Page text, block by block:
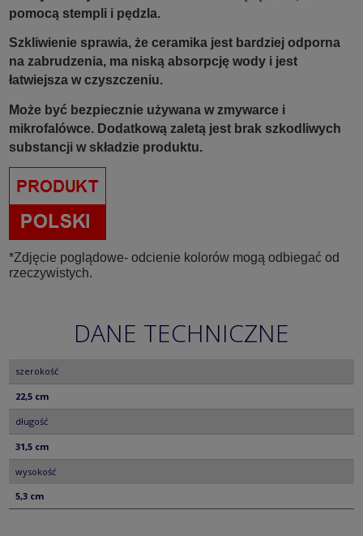
pomocą stempli i pędzla.
Szkliwienie sprawia, że ceramika jest bardziej odporna
na zabrudzenia, ma niską absorpcję wody i jest
łatwiejsza w czyszczeniu.
Może być bezpiecznie używana w zmywarce i
mikrofalówce. Dodatkową zaletą jest brak szkodliwych
substancji w składzie produktu.
*Zdjęcie poglądowe- odcienie kolorów mogą odbiegać od
rzeczywistych.
DANE TECHNICZNE
szerokość
22,5 cm
długość
31,5 cm
wysokość
5,3 cm